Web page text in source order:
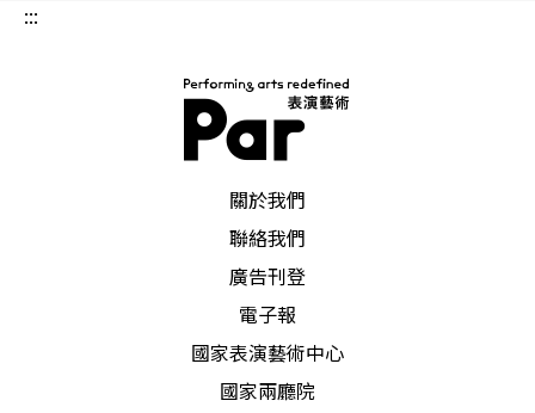
:::
關於我們
聯絡我們
廣告刊登
電子報
國家表演藝術中心
國家兩廳院